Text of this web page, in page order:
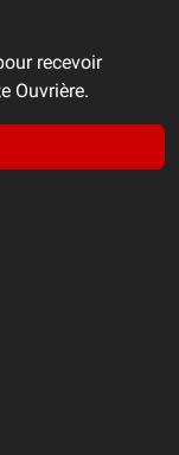
recevoir
Ouvrière.